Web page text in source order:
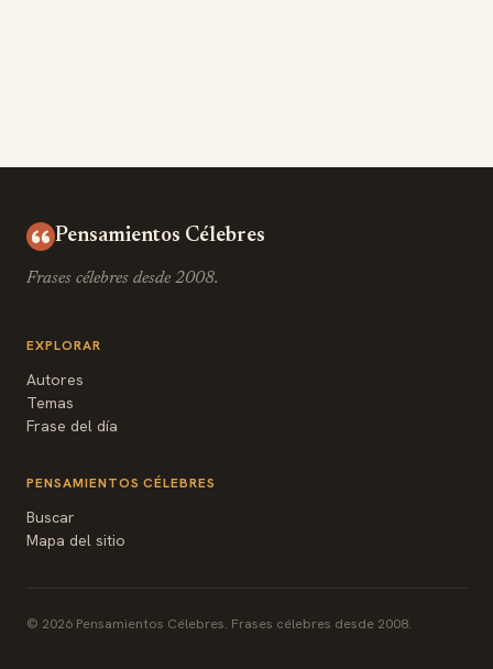
Pensamientos Célebres
Frases célebres desde 2008.
EXPLORAR
Autores
Temas
Frase del día
PENSAMIENTOS CÉLEBRES
Buscar
Mapa del sitio
© 2026 Pensamientos Célebres. Frases célebres desde 2008.